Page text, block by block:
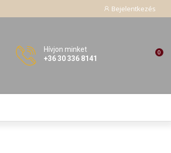
Bejelentkezés
Hívjon minket
+36 30 336 8141
0